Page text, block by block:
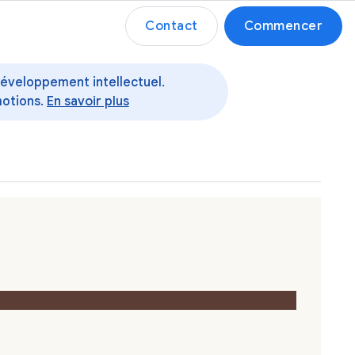
Contact Commencer
intellectuel.
En savoir plus